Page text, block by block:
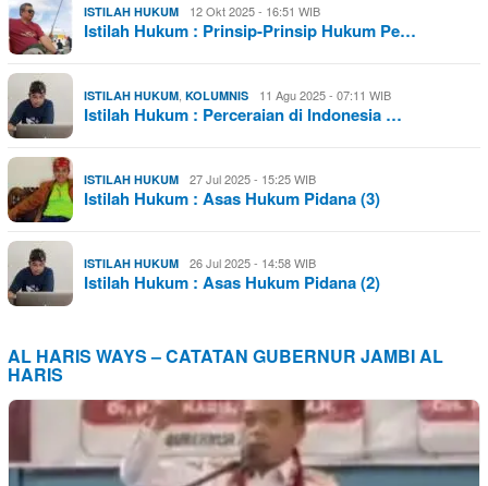
ISTILAH HUKUM 12 Okt 2025 - 16:51 WIB
Istilah Hukum : Prinsip-Prinsip Hukum Pe…
ISTILAH HUKUM KOLUMNIS 11 Agu 2025 - 07:11 WIB
Istilah Hukum : Perceraian di Indonesia …
ISTILAH HUKUM 27 Jul 2025 - 15:25 WIB
Istilah Hukum : Asas Hukum Pidana (3)
ISTILAH HUKUM 26 Jul 2025 - 14:58 WIB
Istilah Hukum : Asas Hukum Pidana (2)
AL HARIS WAYS – CATATAN GUBERNUR JAMBI AL
HARIS